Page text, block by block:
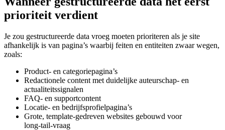
prioriteit verdient
Je zou gestructureerde data vroeg moeten prioriteren als je site
afhankelijk is van pagina’s waarbij feiten en entiteiten zwaar wegen,
zoals:
Product- en categoriepagina’s
Redactionele content met duidelijke auteurschap- en
actualiteitssignalen
FAQ- en supportcontent
Locatie- en bedrijfsprofielpagina’s
Grote, template‑gedreven websites gebouwd voor
long‑tail‑vraag